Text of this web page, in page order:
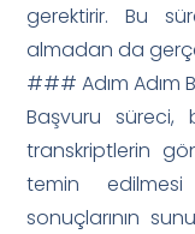
gerektirir. Bu
almadan da
### Adım Adım
Başvuru süreci,
transkriptlerin
temin
sonuçlarının